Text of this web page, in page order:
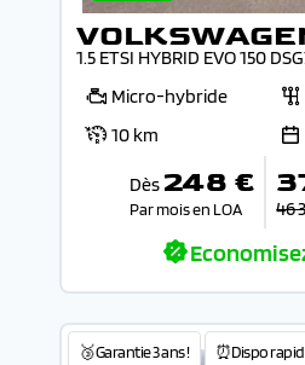
1.5 ETSI HYBRID EVO 150
Micro-hybride
10 km
Dès 248 €
Par mois en LOA 46
🥉Garantie 3 ans ! ⏰Dispo